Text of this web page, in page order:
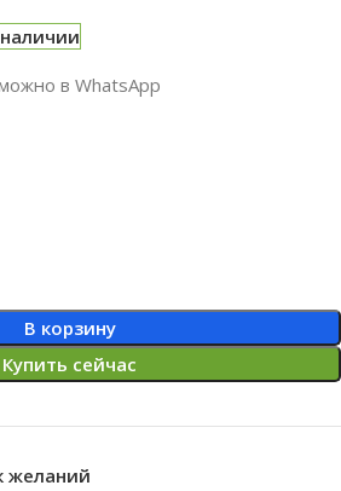
в WhatsApp
В корзину
Купить сейчас
желаний